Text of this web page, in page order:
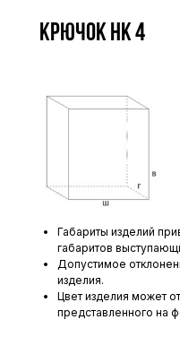
Крючок НК 4
Габариты изделий
габаритов
Допустимое
изделия.
Цвет изделия может
представленного на